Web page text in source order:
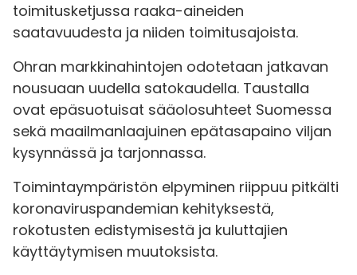
toimitusketjussa raaka-aineiden
saatavuudesta ja niiden toimitusajoista.
Ohran markkinahintojen odotetaan jatkavan
nousuaan uudella satokaudella. Taustalla
ovat epäsuotuisat sääolosuhteet Suomessa
sekä maailmanlaajuinen epätasapaino viljan
kysynnässä ja tarjonnassa.
Toimintaympäristön elpyminen riippuu pitkälti
koronaviruspandemian kehityksestä,
rokotusten edistymisestä ja kuluttajien
käyttäytymisen muutoksista.